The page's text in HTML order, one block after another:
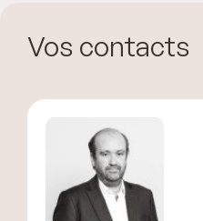
Vos contacts